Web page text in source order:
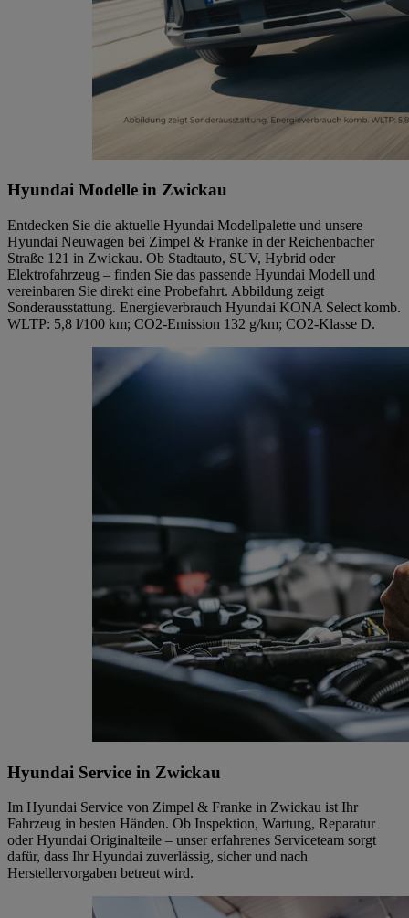
Hyundai Modelle in Zwickau
Entdecken Sie die aktuelle Hyundai Modellpalette und unsere
Hyundai Neuwagen bei Zimpel & Franke in der Reichenbacher
Straße 121 in Zwickau. Ob Stadtauto, SUV, Hybrid oder
Elektrofahrzeug – finden Sie das passende Hyundai Modell und
vereinbaren Sie direkt eine Probefahrt. Abbildung zeigt
Sonderausstattung. Energieverbrauch Hyundai KONA Select komb.
WLTP: 5,8 l/100 km; CO2-Emission 132 g/km; CO2-Klasse D.
Hyundai Service in Zwickau
Im Hyundai Service von Zimpel & Franke in Zwickau ist Ihr
Fahrzeug in besten Händen. Ob Inspektion, Wartung, Reparatur
oder Hyundai Originalteile – unser erfahrenes Serviceteam sorgt
dafür, dass Ihr Hyundai zuverlässig, sicher und nach
Herstellervorgaben betreut wird.